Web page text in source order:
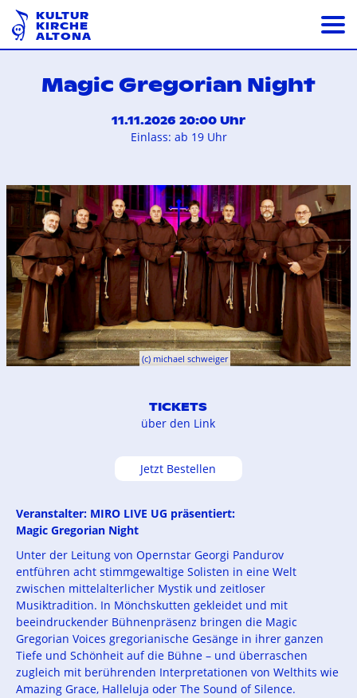
KULTUR
KIRCHE
ALTONA
Magic Gregorian Night
11.11.2026 20:00 Uhr
Einlass: ab 19 Uhr
(c) michael schweiger
TICKETS
über den Link
Jetzt Bestellen
Veranstalter: MIRO LIVE UG präsentiert:
Magic Gregorian Night
Unter der Leitung von Opernstar Georgi Pandurov
entführen acht stimmgewaltige Solisten in eine Welt
zwischen mittelalterlicher Mystik und zeitloser
Musiktradition. In Mönchskutten gekleidet und mit
beeindruckender Bühnenpräsenz bringen die Magic
Gregorian Voices gregorianische Gesänge in ihrer ganzen
Tiefe und Schönheit auf die Bühne – und überraschen
zugleich mit berührenden Interpretationen von Welthits wie
Amazing Grace, Halleluja oder The Sound of Silence.